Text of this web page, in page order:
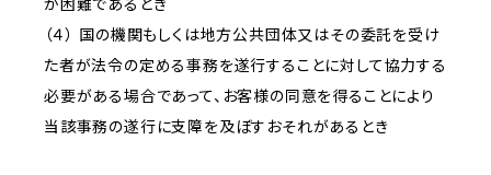
が困難であるとき
（４） 国の機関もしくは地方公共団体又はその委託を受け
た者が法令の定める事務を遂行することに対して協力する
必要がある場合であって、お客様の同意を得ることにより
当該事務の遂行に支障を及ぼすおそれがあるとき